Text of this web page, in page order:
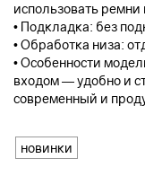
использовать
• Подкладка: без
• Обработка низа:
• Особенности
входом — удобно и
современный и
новинки